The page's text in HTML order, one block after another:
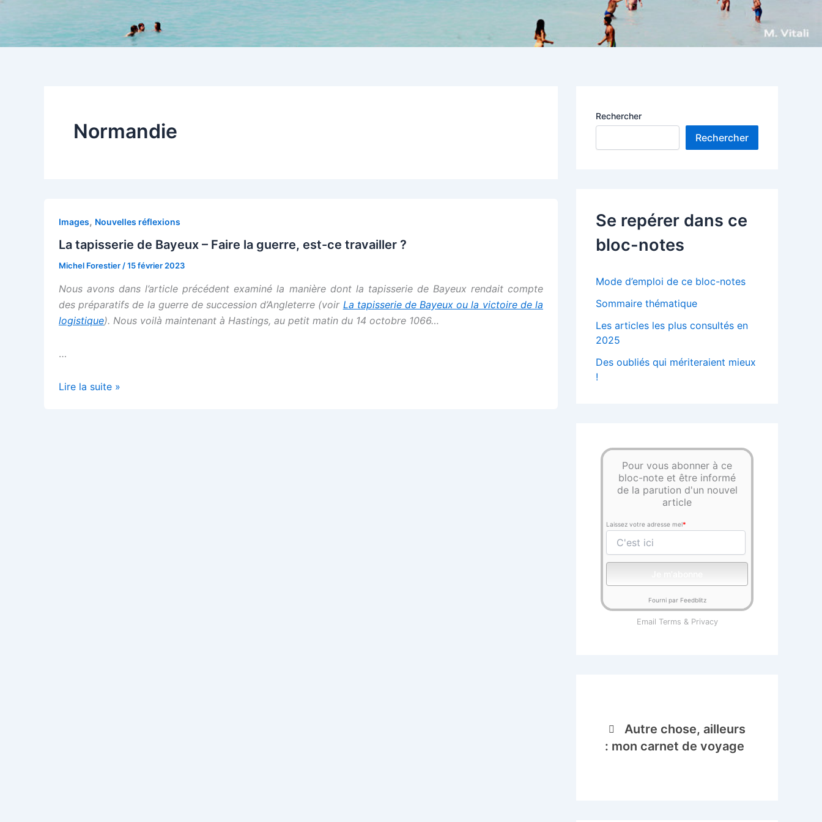
Normandie
Images, Nouvelles réflexions
La tapisserie de Bayeux – Faire la guerre, est-ce travailler ?
Michel Forestier/15 février 2023
Nous avons dans l’article précédent examiné la manière dont la tapisserie de Bayeux rendait compte
des préparatifs de la guerre de succession d’Angleterre (voir La tapisserie de Bayeux ou la victoire de la
logistique). Nous voilà maintenant à Hastings, au petit matin du 14 octobre 1066…
…
La
Lire la suite »
Rechercher
Rechercher
Se repérer dans ce
bloc-notes
Mode d’emploi de ce bloc-notes
Sommaire thématique
Les articles les plus consultés en
2025
Des oubliés qui mériteraient mieux
!
Pour vous abonner à ce
bloc-note et être informé
de la parution d'un nouvel
article
Laissez votre adresse mel*
Fourni par Feedblitz
Email Terms & Privacy
Autre chose, ailleurs
: mon carnet de voyage